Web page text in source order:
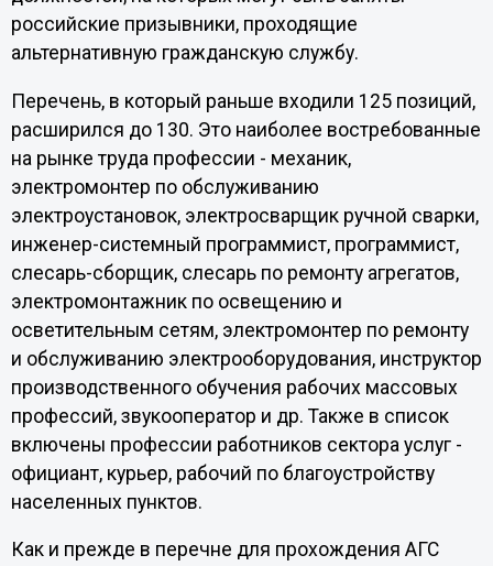
российские призывники, проходящие
альтернативную гражданскую службу.
Перечень, в который раньше входили 125 позиций,
расширился до 130. Это наиболее востребованные
на рынке труда профессии - механик,
электромонтер по обслуживанию
электроустановок, электросварщик ручной сварки,
инженер-системный программист, программист,
слесарь-сборщик, слесарь по ремонту агрегатов,
электромонтажник по освещению и
осветительным сетям, электромонтер по ремонту
и обслуживанию электрооборудования, инструктор
производственного обучения рабочих массовых
профессий, звукооператор и др. Также в список
включены профессии работников сектора услуг -
официант, курьер, рабочий по благоустройству
населенных пунктов.
Как и прежде в перечне для прохождения АГС